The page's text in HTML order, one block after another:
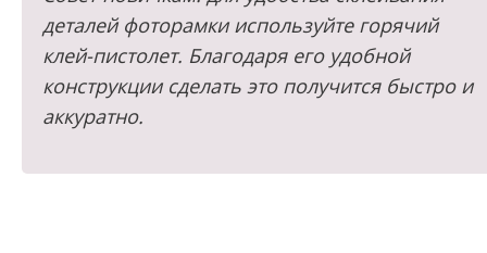
деталей фоторамки используйте горячий
клей-пистолет. Благодаря его удобной
конструкции сделать это получится быстро и
аккуратно.